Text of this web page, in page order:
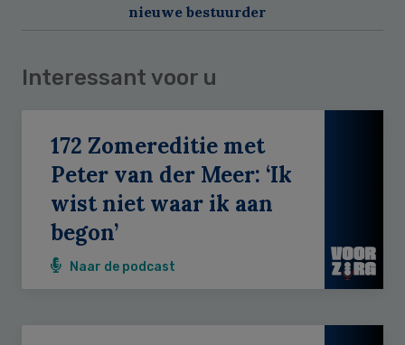
nieuwe bestuurder
Interessant voor u
172 Zomereditie met
Peter van der Meer: ‘Ik
wist niet waar ik aan
begon’
Naar de podcast